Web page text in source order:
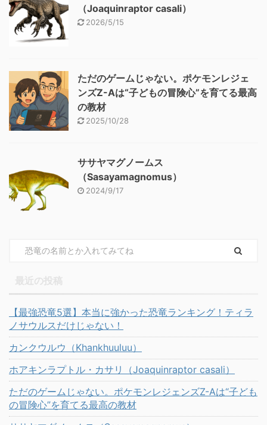
（Joaquinraptor casali）
2026/5/15
ただのゲームじゃない。ポケモンレジェ
ンズZ-Aは“子どもの冒険心”を育てる最高
の教材
2025/10/28
ササヤマグノームス
（Sasayamagnomus）
2024/9/17
【最強恐竜5選】本当に強かった恐竜ランキング！ティラ
ノサウルスだけじゃない！
カンクウルウ（Khankhuuluu）
ホアキンラプトル・カサリ（Joaquinraptor casali）
ただのゲームじゃない。ポケモンレジェンズZ-Aは“子ども
の冒険心”を育てる最高の教材